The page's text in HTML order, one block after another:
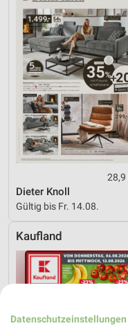
28,9
Dieter Knoll
Gültig bis Fr. 14.08.
Kaufland
Datenschutzeinstellungen